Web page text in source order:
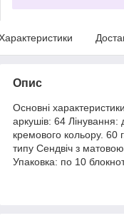
Опис
Основні
аркушів: 64 Лінування:
кремового кольору. 60
типу Сендвіч з
Упаковка: по 10